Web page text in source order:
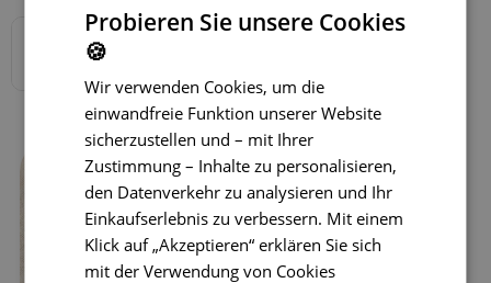
Probieren Sie unsere Cookies
🍪
Wir verwenden Cookies, um die
einwandfreie Funktion unserer Website
sicherzustellen und – mit Ihrer
Zustimmung – Inhalte zu personalisieren,
den Datenverkehr zu analysieren und Ihr
Einkaufserlebnis zu verbessern. Mit einem
Klick auf „Akzeptieren“ erklären Sie sich
mit der Verwendung von Cookies